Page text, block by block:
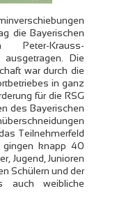
die Bayerischen
Peter-Krauss-
Die
war durch die
in ganz
für die RSG
des Bayerischen
Teilnehmerfeld
gingen knapp 40
Jugend, Junioren
Schülern und der
auch weibliche